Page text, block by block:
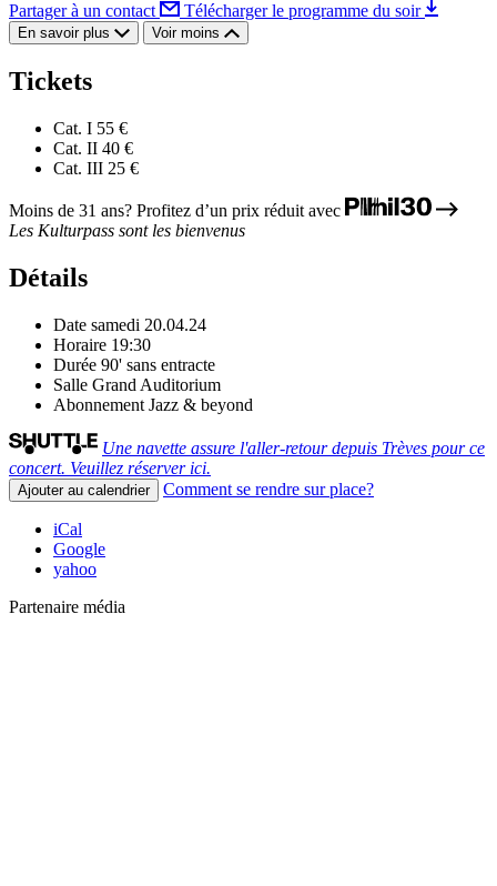
Partager à un contact Télécharger le programme du soir
En savoir plus Voir moins
Tickets
Cat. I 55 €
Cat. II 40 €
Cat. III 25 €
Moins de 31 ans? Profitez d’un prix réduit avec
Les Kulturpass sont les bienvenus
Détails
Date samedi 20.04.24
Horaire 19:30
Durée 90' sans entracte
Salle Grand Auditorium
Abonnement Jazz & beyond
Une navette assure l'aller-retour depuis Trèves pour ce
concert. Veuillez réserver ici.
Ajouter au calendrier Comment se rendre sur place?
iCal
Google
yahoo
Partenaire média